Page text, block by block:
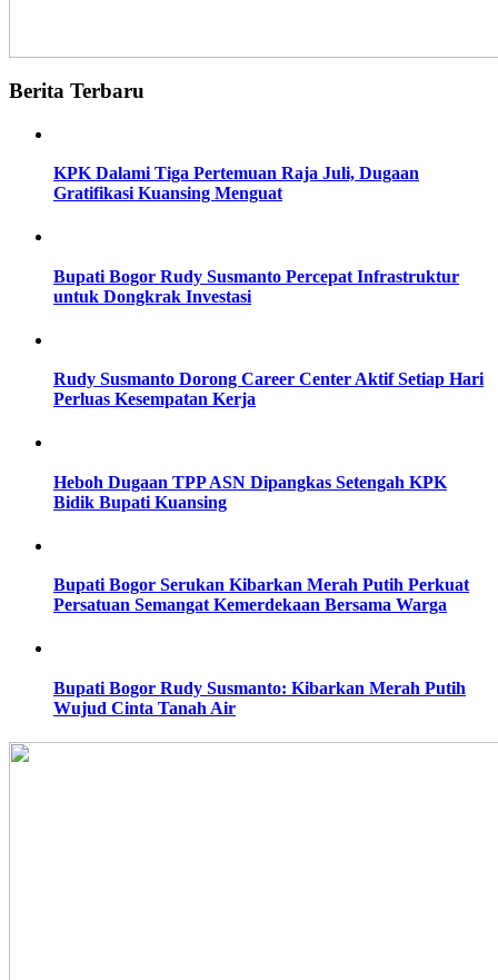
Berita Terbaru
KPK Dalami Tiga Pertemuan Raja Juli, Dugaan
Gratifikasi Kuansing Menguat
Bupati Bogor Rudy Susmanto Percepat Infrastruktur
untuk Dongkrak Investasi
Rudy Susmanto Dorong Career Center Aktif Setiap Hari
Perluas Kesempatan Kerja
Heboh Dugaan TPP ASN Dipangkas Setengah KPK
Bidik Bupati Kuansing
Bupati Bogor Serukan Kibarkan Merah Putih Perkuat
Persatuan Semangat Kemerdekaan Bersama Warga
Bupati Bogor Rudy Susmanto: Kibarkan Merah Putih
Wujud Cinta Tanah Air